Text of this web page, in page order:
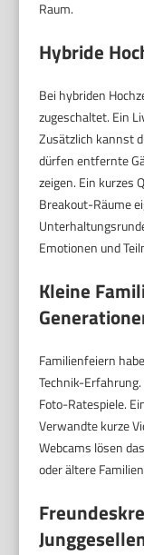
Raum.
Hybride
Bei hybriden
zugeschaltet. Ein
Zusätzlich kannst
dürfen entfernte
zeigen. Ein kurzes
Breakout-Räume
Emotionen und
Kleine
Familienfeiern
Technik-
Foto-Ratespiele.
Verwandte kurze
Webcams lösen
oder ältere